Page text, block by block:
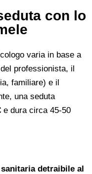
con lo
varia in base a
professionista, il
familiare) e il
una seduta
e dura circa 45-50
detraibile al